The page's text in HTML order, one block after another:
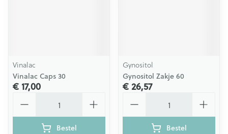
Vinalac
Vinalac Caps 30
€ 17,00
Bestel
Gynositol
Gynositol Zakje 60
€ 26,57
Bestel